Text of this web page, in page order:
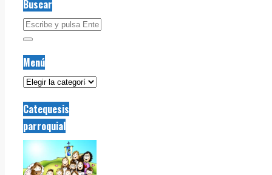
Buscar
Menú
Menú
Catequesis
parroquial